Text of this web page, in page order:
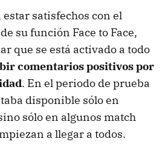
satisfechos con el
su función Face to Face,
que se está activado a todo
comentarios positivos por
. En el periodo de prueba
disponible sólo en
sólo en algunos match
a llegar a todos.